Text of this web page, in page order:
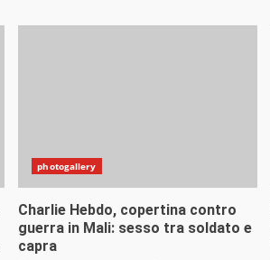
photogallery
Charlie Hebdo, copertina contro
guerra in Mali: sesso tra soldato e
capra